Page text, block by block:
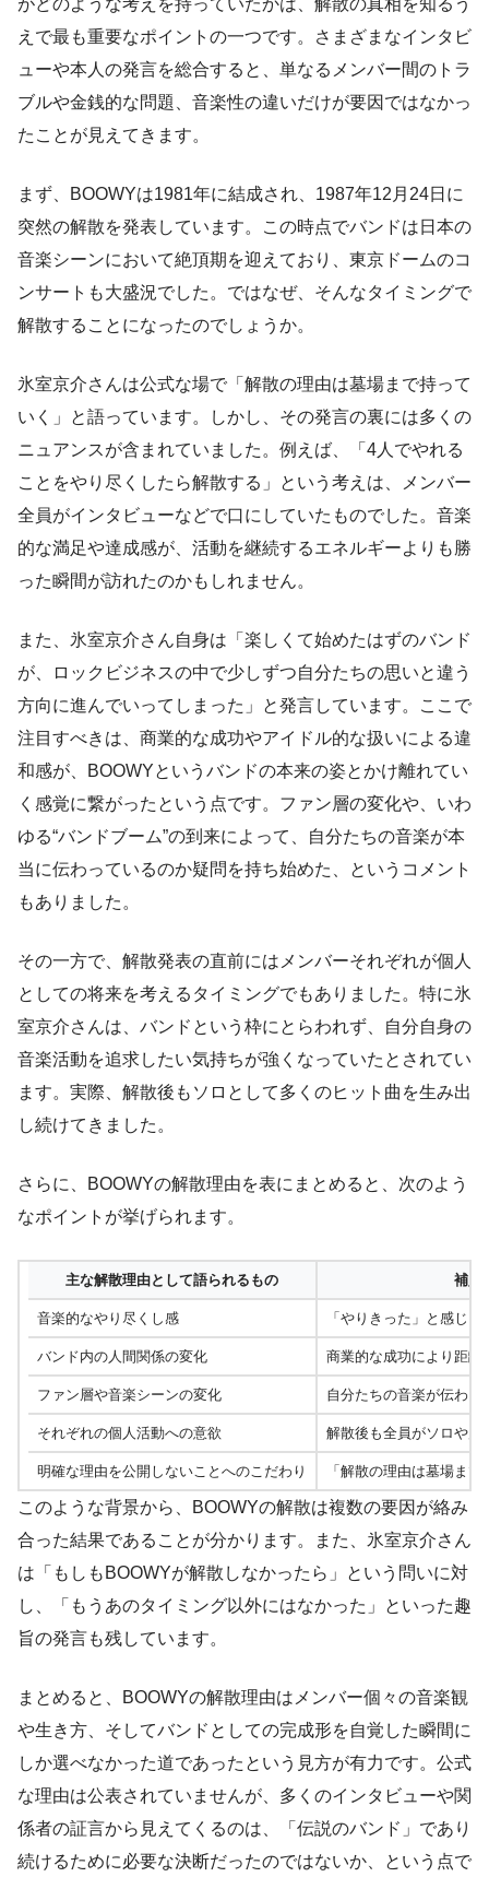
がどのような考えを持っていたかは、解散の真相を知るう
えで最も重要なポイントの一つです。さまざまなインタビ
ューや本人の発言を総合すると、単なるメンバー間のトラ
ブルや金銭的な問題、音楽性の違いだけが要因ではなかっ
たことが見えてきます。
まず、BOOWYは1981年に結成され、1987年12月24日に
突然の解散を発表しています。この時点でバンドは日本の
音楽シーンにおいて絶頂期を迎えており、東京ドームのコ
ンサートも大盛況でした。ではなぜ、そんなタイミングで
解散することになったのでしょうか。
氷室京介さんは公式な場で「解散の理由は墓場まで持って
いく」と語っています。しかし、その発言の裏には多くの
ニュアンスが含まれていました。例えば、「4人でやれる
ことをやり尽くしたら解散する」という考えは、メンバー
全員がインタビューなどで口にしていたものでした。音楽
的な満足や達成感が、活動を継続するエネルギーよりも勝
った瞬間が訪れたのかもしれません。
また、氷室京介さん自身は「楽しくて始めたはずのバンド
が、ロックビジネスの中で少しずつ自分たちの思いと違う
方向に進んでいってしまった」と発言しています。ここで
注目すべきは、商業的な成功やアイドル的な扱いによる違
和感が、BOOWYというバンドの本来の姿とかけ離れてい
く感覚に繋がったという点です。ファン層の変化や、いわ
ゆる“バンドブーム”の到来によって、自分たちの音楽が本
当に伝わっているのか疑問を持ち始めた、というコメント
もありました。
その一方で、解散発表の直前にはメンバーそれぞれが個人
としての将来を考えるタイミングでもありました。特に氷
室京介さんは、バンドという枠にとらわれず、自分自身の
音楽活動を追求したい気持ちが強くなっていたとされてい
ます。実際、解散後もソロとして多くのヒット曲を生み出
し続けてきました。
さらに、BOOWYの解散理由を表にまとめると、次のよう
なポイントが挙げられます。
主な解散理由として語られるもの 補足
音楽的なやり尽くし感 「やりきった」と感じ
バンド内の人間関係の変化 商業的な成功により距離
ファン層や音楽シーンの変化 自分たちの音楽が伝わり
それぞれの個人活動への意欲 解散後も全員がソロや別
明確な理由を公開しないことへのこだわり 「解散の理由は墓場ま
このような背景から、BOOWYの解散は複数の要因が絡み
合った結果であることが分かります。また、氷室京介さん
は「もしもBOOWYが解散しなかったら」という問いに対
し、「もうあのタイミング以外にはなかった」といった趣
旨の発言も残しています。
まとめると、BOOWYの解散理由はメンバー個々の音楽観
や生き方、そしてバンドとしての完成形を自覚した瞬間に
しか選べなかった道であったという見方が有力です。公式
な理由は公表されていませんが、多くのインタビューや関
係者の証言から見えてくるのは、「伝説のバンド」であり
続けるために必要な決断だったのではないか、という点で